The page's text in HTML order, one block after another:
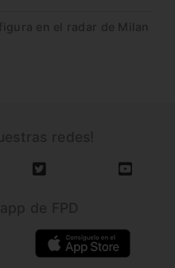
en el radar de Milan